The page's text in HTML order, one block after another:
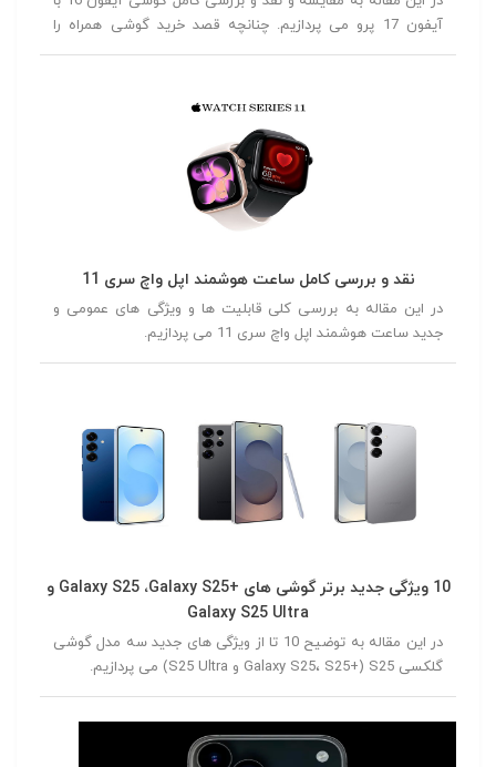
آیفون 17 پرو می پردازیم. چنانچه قصد خرید گوشی همراه را
داشته باشید توصیه می کنیم در ادامه این مقاله همراه ما باشید.
نقد و بررسی کامل ساعت هوشمند اپل واچ سری 11
در این مقاله به بررسی کلی قابلیت ها و ویژگی های عمومی و
جدید ساعت هوشمند اپل واچ سری 11 می پردازیم.
10 ویژگی جدید برتر گوشی های +Galaxy S25 ،Galaxy S25 و
Galaxy S25 Ultra
در این مقاله به توضیح 10 تا از ویژگی های جدید سه مدل گوشی
گلکسی S25 (+Galaxy S25، S25 و S25 Ultra) می پردازیم.